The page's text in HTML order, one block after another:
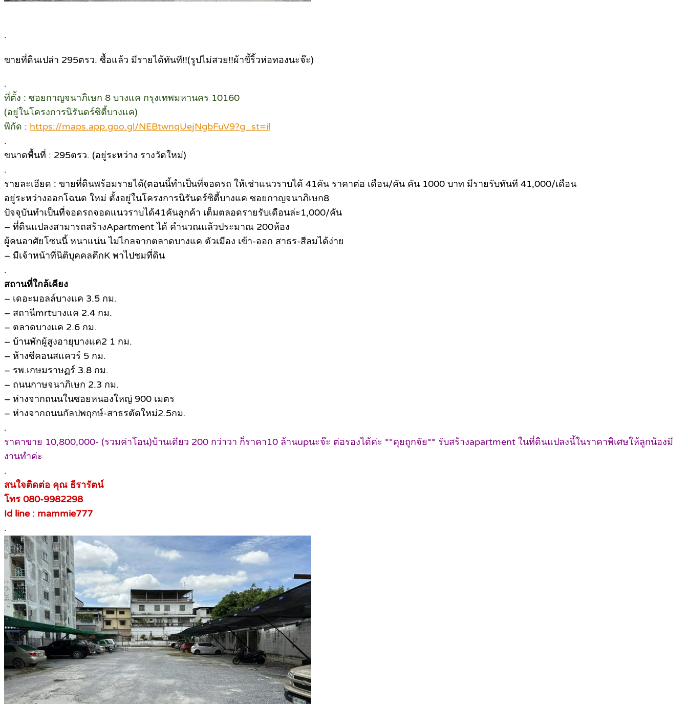
.
ขายที่ดินเปล่า 295ตรว. ซื้อแล้ว มีรายได้ทันที!!(รูปไม่สวย!!ผ้าขี้ริ้วห่อทองนะจ๊ะ)
.
ที่ตั้ง : ซอยกาญจนาภิเษก 8 บางแค กรุงเทพมหานคร 10160
(อยู่ในโครงการนิรันดร์ซิตี้บางแค)
พิกัด : https://maps.app.goo.gl/NEBtwnqUejNgbFuV9?g_st=il
.
ขนาดพื้นที่ : 295ตรว. (อยู่ระหว่าง รางวัดใหม่)
.
รายละเอียด : ขายที่ดินพร้อมรายได้(ตอนนี้ทำเป็นที่จอดรถ ให้เช่าแนวราบได้ 41คัน ราคาต่อ เดือน/คัน คัน 1000 บาท มีรายรับทันที 41,000/เดือน
อยู่ระหว่างออกโฉนด ใหม่ ตั้งอยู่ในโครงการนิรันดร์ซิตี้บางแค ซอยกาญจนาภิเษก8
ปัจจุบันทำเป็นที่จอดรถจอดแนวราบได้41คันลูกค้า เต็มตลอดรายรับเดือนล่ะ1,000/คัน
– ที่ดินแปลงสามารถสร้างApartment ได้ คำนวณแล้วประมาณ 200ห้อง
ผู้คนอาศัยโซนนี้ หนาแน่น ไม่ไกลจากตลาดบางแค ตัวเมือง เข้า-ออก สาธร-สีลมได้ง่าย
– มีเจ้าหน้าที่นิติบุคคลตึกK พาไปชมที่ดิน
.
สถานที่ใกล้เคียง
– เดอะมอลล์บางแค 3.5 กม.
– สถานีmrtบางแค 2.4 กม.
– ตลาดบางแค 2.6 กม.
– บ้านพักผู้สูงอายุบางแค2 1 กม.
– ห้างซีคอนสแควร์ 5 กม.
– รพ.เกษมราษฏร์ 3.8 กม.
– ถนนกาษจนาภิเษก 2.3 กม.
– ห่างจากถนนในซอยหนองใหญ่ 900 เมตร
– ห่างจากถนนกัลปพฤกษ์-สาธรตัดใหม่2.5กม.
.
ราคาขาย 10,800,000- (รวมค่าโอน)บ้านเดียว 200 กว่าวา ก็ราคา10 ล้านupนะจ๊ะ ต่อรองได้ค่ะ **คุยถูกจัย** รับสร้างapartment ในที่ดินแปลงนี้ในราคาพิเศษให้ลูกน้องมี
งานทำค่ะ
.
สนใจติดต่อ คุณ ธีรารัตน์
โทร 080-9982298
Id line : mammie777
.